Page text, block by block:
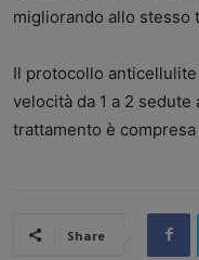
migliorando allo stesso
Il protocollo anticellulite
velocità da 1 a 2
trattamento è
Share